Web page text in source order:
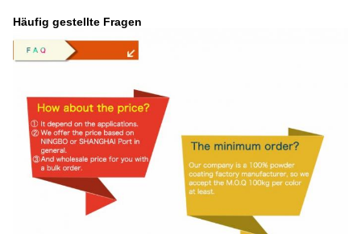
Häufig gestellte Fragen